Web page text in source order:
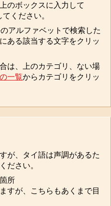
のボックスに入力して
ください。
アルファベットで検索した
ある該当する文字をクリッ
は、上のカテゴリ、ない場
一覧からカテゴリをクリッ
が、タイ語は声調があるた
ださい。
所
すが、こちらもあくまで目